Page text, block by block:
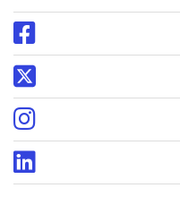
Oregon
DCBS
Facebook
page
Oregon
DCBS
X
page
Oregon
Instagram
page
Oregon
DCBS